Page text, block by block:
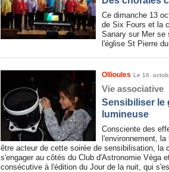
Ce dimanche 13
de Six Fours et la
Sanary sur Mer se
l'église St Pierre
Ollioules Le 16.
Vie associative
Sensibiliser le
lumineuse
Consciente des
l'environnement,
être acteur de cette soirée de sensibilisation, la
s'engager au côtés du Club d'Astronomie Véga
consécutive à l'édition du Jour de la nuit, qui